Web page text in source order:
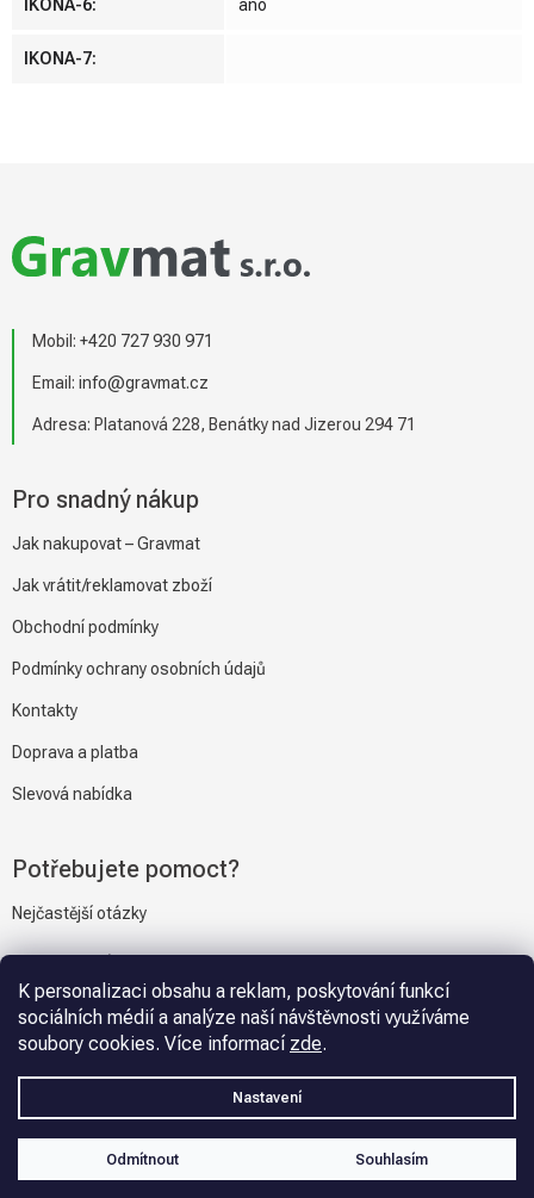
K personalizaci obsahu a reklam, poskytování funkcí
sociálních médií a analýze naší návštěvnosti využíváme
soubory cookies. Více informací zde.
Nastavení
Odmítnout Souhlasím
IKONA-6: ano
IKONA-7:
p
a
Mobil: +420 727 930 971
Email: info@gravmat.cz
Adresa: Platanová 228, Benátky nad Jizerou 294 71
Pro snadný nákup
Jak nakupovat – Gravmat
Jak vrátit/reklamovat zboží
Obchodní podmínky
Podmínky ochrany osobních údajů
Kontakty
Doprava a platba
Slevová nabídka
Potřebujete pomoct?
Nejčastější otázky
Napiště nám
Copyright 2026Gravmat.cz. Všechna práva vyhrazena.Upravit